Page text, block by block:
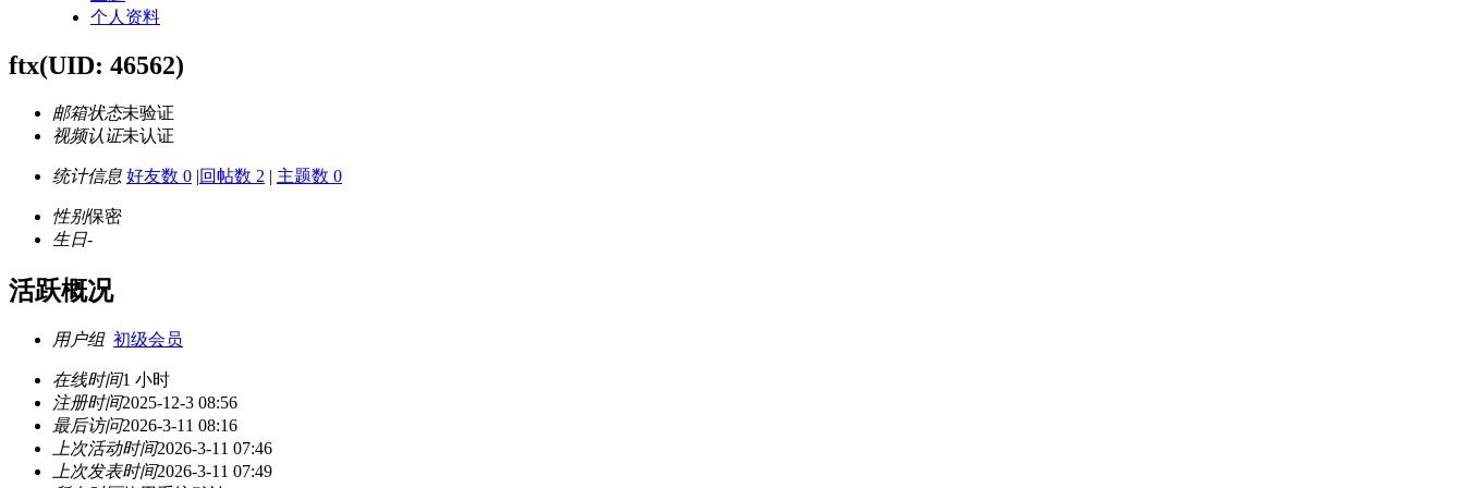
个人资料
ftx(UID: 46562)
邮箱状态未验证
视频认证未认证
统计信息 好友数 0 |回帖数 2 | 主题数 0
性别保密
生日-
活跃概况
用户组 初级会员
在线时间1 小时
注册时间2025-12-3 08:56
最后访问2026-3-11 08:16
上次活动时间2026-3-11 07:46
上次发表时间2026-3-11 07:49